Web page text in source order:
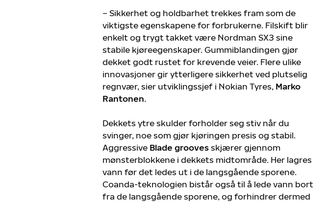
– Sikkerhet og holdbarhet trekkes fram som de
viktigste egenskapene for forbrukerne. Filskift blir
enkelt og trygt takket være Nordman SX3 sine
stabile kjøreegenskaper. Gummiblandingen gjør
dekket godt rustet for krevende veier. Flere ulike
innovasjoner gir ytterligere sikkerhet ved plutselig
regnvær, sier utviklingssjef i Nokian Tyres, Marko
Rantonen.
Dekkets ytre skulder forholder seg stiv når du
svinger, noe som gjør kjøringen presis og stabil.
Aggressive Blade groovesskjærer gjennom
mønsterblokkene i dekkets midtområde. Her lagres
vann før det ledes ut i de langsgående sporene.
Coanda-teknologien bistår også til å lede vann bort
fra de langsgående sporene, og forhindrer dermed